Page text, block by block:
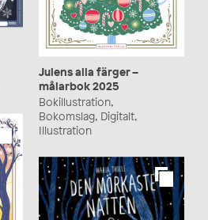
Julens alla färger –
målarbok 2025
Bokillustration,
Bokomslag, Digitalt,
Illustration